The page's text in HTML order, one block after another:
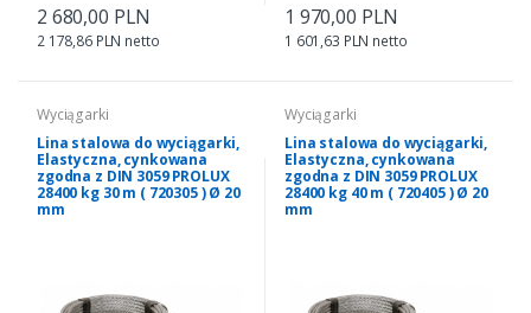
2 680,00 PLN
2 178,86 PLN netto
1 970,00 PLN
1 601,63 PLN netto
Wyciągarki
Lina stalowa do wyciągarki,
Elastyczna, cynkowana
zgodna z DIN 3059 PROLUX
28400 kg 30 m ( 720305 ) Ø 20
mm
Wyciągarki
Lina stalowa do wyciągarki,
Elastyczna, cynkowana
zgodna z DIN 3059 PROLUX
28400 kg 40 m ( 720405 ) Ø 20
mm